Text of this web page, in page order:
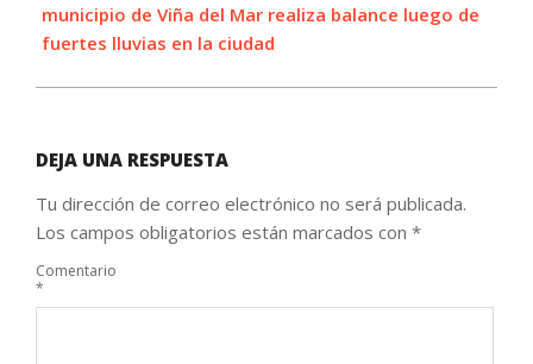
municipio de Viña del Mar realiza balance luego de
fuertes lluvias en la ciudad
DEJA UNA RESPUESTA
Tu dirección de correo electrónico no será publicada.
Los campos obligatorios están marcados con *
Comentario
*